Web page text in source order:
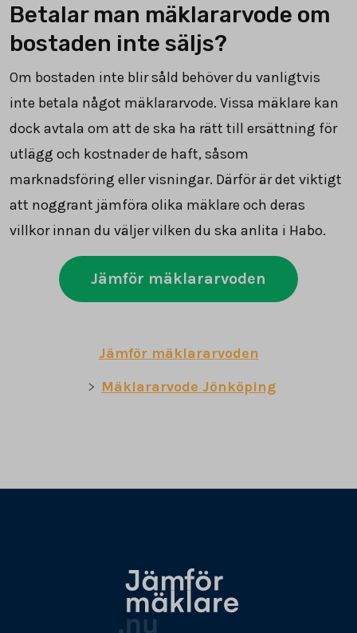
Betalar man mäklararvode om
bostaden inte säljs?
Om bostaden inte blir såld behöver du vanligtvis
inte betala något mäklararvode. Vissa mäklare kan
dock avtala om att de ska ha rätt till ersättning för
utlägg och kostnader de haft, såsom
marknadsföring eller visningar. Därför är det viktigt
att noggrant jämföra olika mäklare och deras
villkor innan du väljer vilken du ska anlita i Habo.
Jämför mäklararvoden
Jämför mäklararvoden
Mäklararvode Jönköping